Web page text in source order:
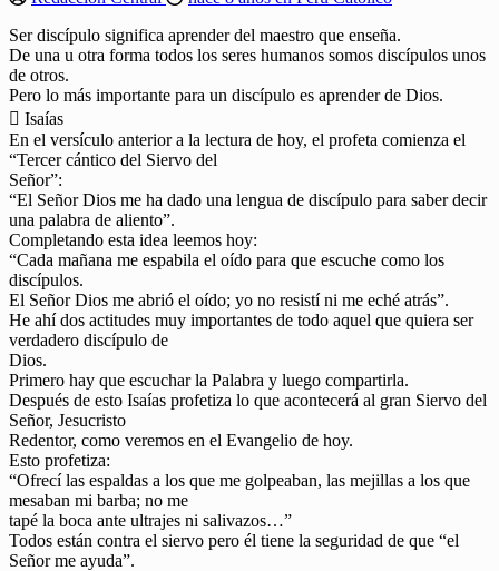
Ser discípulo significa aprender del maestro que enseña.
De una u otra forma todos los seres humanos somos discípulos unos
de otros.
Pero lo más importante para un discípulo es aprender de Dios.
 Isaías
En el versículo anterior a la lectura de hoy, el profeta comienza el
“Tercer cántico del Siervo del
Señor”:
“El Señor Dios me ha dado una lengua de discípulo para saber decir
una palabra de aliento”.
Completando esta idea leemos hoy:
“Cada mañana me espabila el oído para que escuche como los
discípulos.
El Señor Dios me abrió el oído; yo no resistí ni me eché atrás”.
He ahí dos actitudes muy importantes de todo aquel que quiera ser
verdadero discípulo de
Dios.
Primero hay que escuchar la Palabra y luego compartirla.
Después de esto Isaías profetiza lo que acontecerá al gran Siervo del
Señor, Jesucristo
Redentor, como veremos en el Evangelio de hoy.
Esto profetiza:
“Ofrecí las espaldas a los que me golpeaban, las mejillas a los que
mesaban mi barba; no me
tapé la boca ante ultrajes ni salivazos…”
Todos están contra el siervo pero él tiene la seguridad de que “el
Señor me ayuda”.